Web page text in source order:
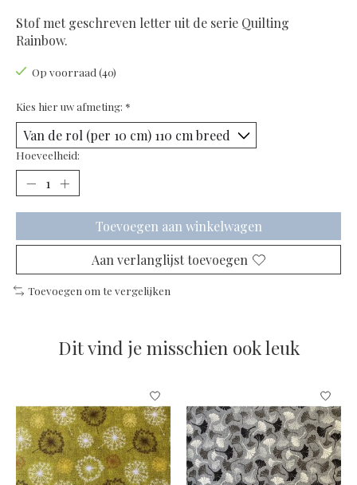
Stof met geschreven letter uit de serie Quilting
Rainbow.
Op voorraad (40)
Kies hier uw afmeting: *
Hoeveelheid:
Toevoegen aan winkelwagen
Aan verlanglijst toevoegen
Toevoegen om te vergelijken
Dit vind je misschien ook leuk
Items van productcarrousel